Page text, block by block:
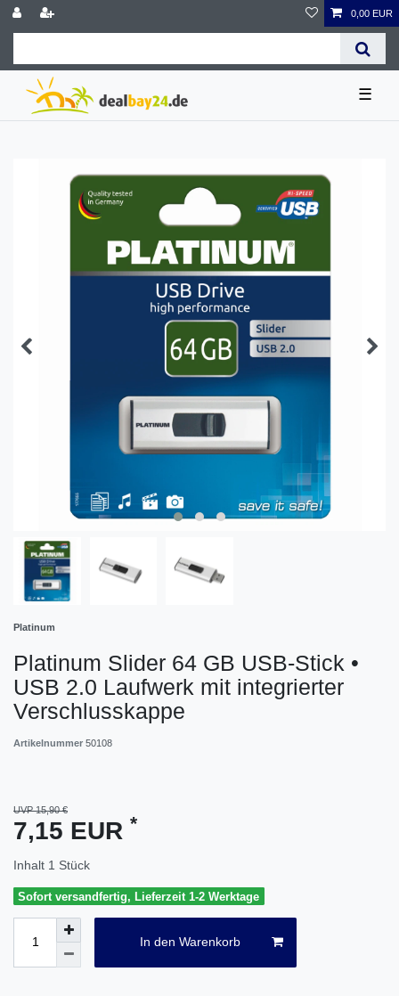
0,00 EUR
☰
Platinum
Platinum Slider 64 GB USB-Stick •
USB 2.0 Laufwerk mit integrierter
Verschlusskappe
Artikelnummer 50108
UVP 15,90 €
7,15 EUR *
Inhalt 1 Stück
Sofort versandfertig, Lieferzeit 1-2 Werktage
In den Warenkorb